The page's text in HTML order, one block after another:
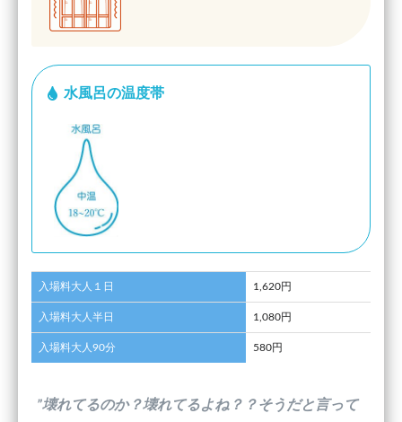
水風呂の温度帯
入場料大人１日 1,620円
入場料大人半日 1,080円
入場料大人90分 580円
”壊れてるのか？壊れてるよね？？そうだと言って